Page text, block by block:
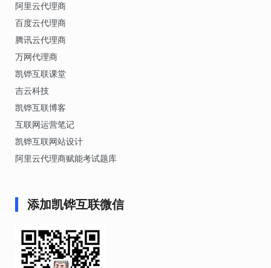
阿里云代理商
百度云代理商
腾讯云代理商
万网代理商
凯铧互联课堂
吉云科技
凯铧互联博客
互联网运营笔记
凯铧互联网站设计
阿里云代理商赋能考试题库
添加凯铧互联微信